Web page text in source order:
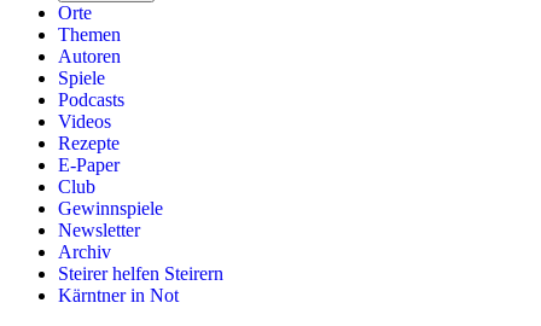
Orte
Themen
Autoren
Spiele
Podcasts
Videos
Rezepte
E-Paper
Club
Gewinnspiele
Newsletter
Archiv
Steirer helfen Steirern
Kärntner in Not